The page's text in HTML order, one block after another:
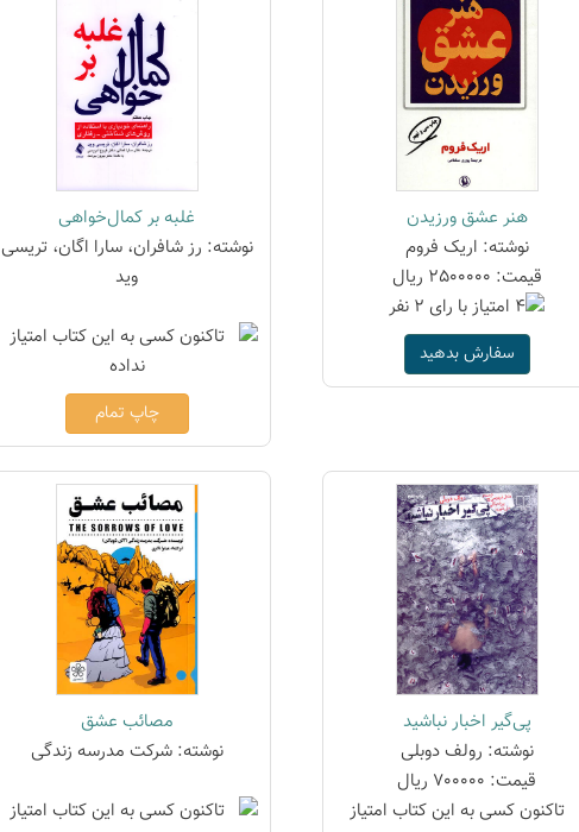
هنر عشق ورزیدن
نوشته: اریک فروم
قیمت: 2500000 ریال
سفارش بدهید
غلبه بر کمال‌خواهی
نوشته: رز شافران، سارا اگان، تریسی
وید
چاپ تمام
پی‌گیر اخبار نباشید
نوشته: رولف دوبلی
قیمت: 700000 ریال
مصائب عشق
نوشته: شرکت مدرسه زندگی